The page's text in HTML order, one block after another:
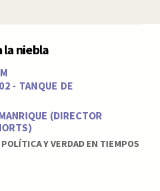
la niebla
- TANQUE DE
(DIRECTOR
Y VERDAD EN TIEMPOS